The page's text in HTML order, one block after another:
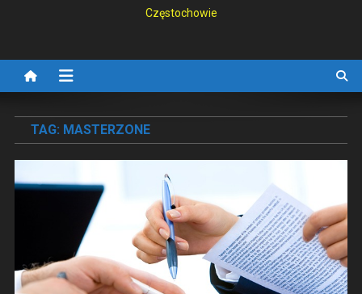
Częstochowie
TAG: MASTERZONE